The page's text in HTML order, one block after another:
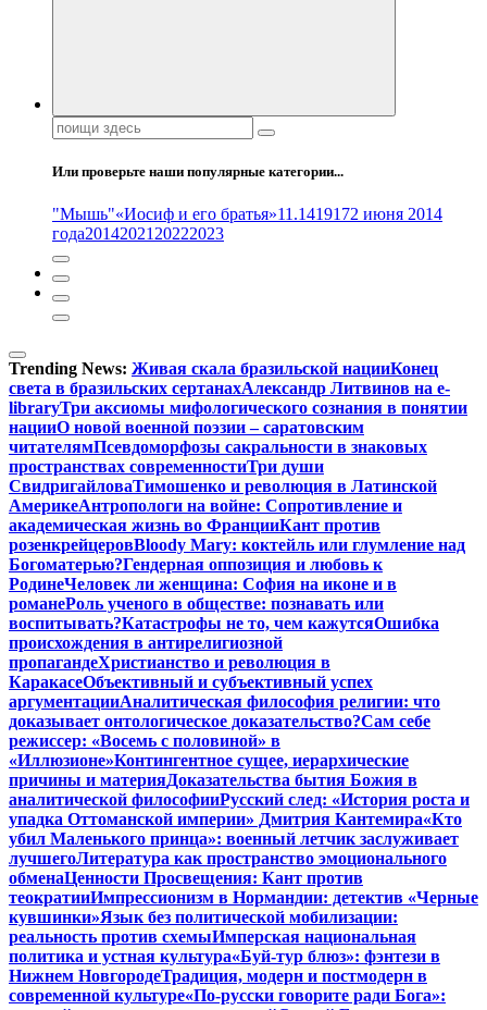
Поиск:
Или проверьте наши популярные категории...
"Мышь"«Иосиф и его братья»11.1419172 июня 2014
года20142021 20222023
Trending News: Живая скала бразильской нацииКонец
света в бразильских сертанахАлександр Литвинов на e-
libraryТри аксиомы мифологического сознания в понятии
нацииО новой военной поэзии – саратовским
читателямПсевдоморфозы сакральности в знаковых
пространствах современностиТри души
СвидригайловаТимошенко и революция в Латинской
АмерикеАнтропологи на войне: Сопротивление и
академическая жизнь во ФранцииКант против
розенкрейцеровBloody Mary: коктейль или глумление над
Богоматерью?Гендерная оппозиция и любовь к
РодинеЧеловек ли женщина: София на иконе и в
романеРоль ученого в обществе: познавать или
воспитывать?Катастрофы не то, чем кажутсяОшибка
происхождения в антирелигиозной
пропагандеХристианство и революция в
КаракасеОбъективный и субъективный успех
аргументацииАналитическая философия религии: что
доказывает онтологическое доказательство?Сам себе
режиссер: «Восемь с половиной» в
«Иллюзионе»Контингентное сущее, иерархические
причины и материяДоказательства бытия Божия в
аналитической философииРусский след: «История роста и
упадка Оттоманской империи» Дмитрия Кантемира«Кто
убил Маленького принца»: военный летчик заслуживает
лучшегоЛитература как пространство эмоционального
обменаЦенности Просвещения: Кант против
теократииИмпрессионизм в Нормандии: детектив «Черные
кувшинки»Язык без политической мобилизации:
реальность против схемыИмперская национальная
политика и устная культура«Буй-тур блюз»: фэнтези в
Нижнем НовгородеТрадиция, модерн и постмодерн в
современной культуре«По-русски говорите ради Бога»: